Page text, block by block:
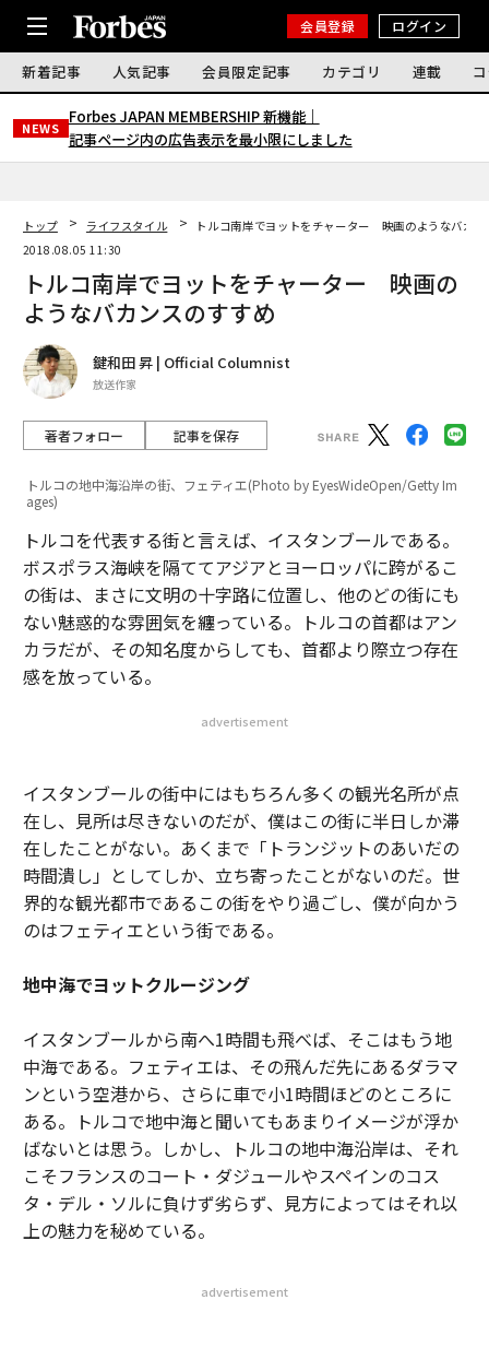
会員登録 ログイン
新着記事 人気記事 会員限定記事 カテゴリ 連載
NEWS
Forbes JAPAN MEMBERSHIP 新機能｜
記事ページ内の広告表示を最小限にしました
トップ ライフスタイル
トルコ南岸でヨットをチャーター 映画のようなバカン
2018.08.05 11:30
トルコ南岸でヨットをチャーター 映画の
ようなバカンスのすすめ
鍵和田 昇 | Official Columnist
放送作家
著者フォロー 記事を保存
トルコの地中海沿岸の街、フェティエ(Photo by EyesWideOpen/Getty Im
ages)
トルコを代表する街と言えば、イスタンブールである。
ボスポラス海峡を隔ててアジアとヨーロッパに跨がるこ
の街は、まさに文明の十字路に位置し、他のどの街にも
ない魅惑的な雰囲気を纏っている。トルコの首都はアン
カラだが、その知名度からしても、首都より際立つ存在
感を放っている。
advertisement
イスタンブールの街中にはもちろん多くの観光名所が点
在し、見所は尽きないのだが、僕はこの街に半日しか滞
在したことがない。あくまで「トランジットのあいだの
時間潰し」としてしか、立ち寄ったことがないのだ。世
界的な観光都市であるこの街をやり過ごし、僕が向かう
のはフェティエという街である。
地中海でヨットクルージング
イスタンブールから南へ1時間も飛べば、そこはもう地
中海である。フェティエは、その飛んだ先にあるダラマ
ンという空港から、さらに車で小1時間ほどのところに
ある。トルコで地中海と聞いてもあまりイメージが浮か
ばないとは思う。しかし、トルコの地中海沿岸は、それ
こそフランスのコート・ダジュールやスペインのコス
タ・デル・ソルに負けず劣らず、見方によってはそれ以
上の魅力を秘めている。
advertisement